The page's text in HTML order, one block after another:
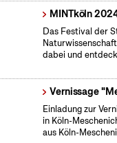
MINTköln
Das Festival der
dabei und
Vernissage
Einladung zur
in Köln-
aus Köln-